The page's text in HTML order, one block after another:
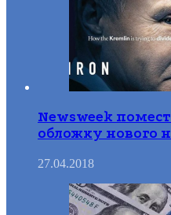
Newsweek
обложку нового
27.04.2018